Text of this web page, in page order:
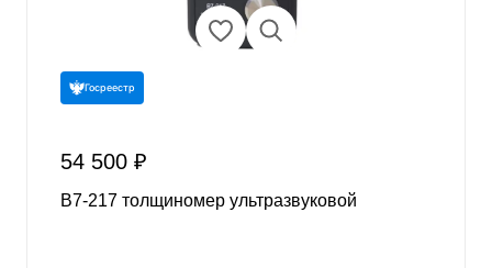
Госреестр
54 500 ₽
В7-217 толщиномер ультразвуковой